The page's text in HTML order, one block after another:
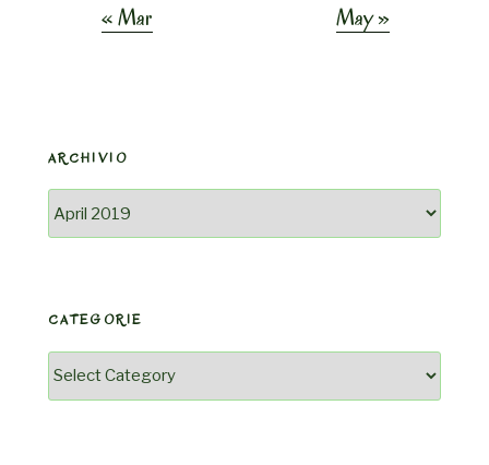
« Mar
May »
ARCHIVIO
Archivio
CATEGORIE
Categorie